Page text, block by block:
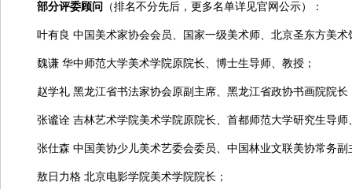
部分评委顾问 （排名不分先后，更多名单详见官网公示）：
叶有良 中国美术家协会会员、国家一级美术师、北京圣东方美术
魏谦 华中师范大学美术学院原院长、博士生导师、教授；
赵学礼 黑龙江省书法家协会原副主席、黑龙江省政协书画院院长
张谧诠 吉林艺术学院美术学院原院长、首都师范大学研究生导师
张仕森 中国美协少儿美术艺委会委员、中国林业文联美协常务副
敖日力格 北京电影学院美术学院院长；